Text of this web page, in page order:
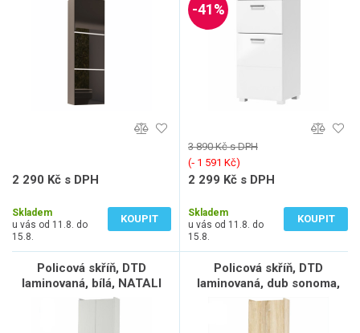
2 290 Kč s DPH
Skladem
u vás od 11.8. do
15.8.
KOUPIT
-41%
3 890 Kč s DPH
(‐ 1 591 Kč)
2 299 Kč s DPH
Skladem
u vás od 11.8. do
15.8.
KOUPIT
Policová skříň, DTD
laminovaná, bílá, NATALI
TYP 2
Policová skříň, DTD
laminovaná, dub sonoma,
NATALI TYP 2